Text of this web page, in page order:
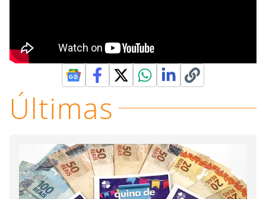
Últimas